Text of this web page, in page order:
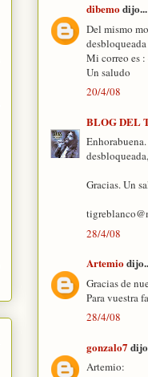
dibemodijo...
Del mismo
Mi correo es
Un saludo
20/4/08
BLOG DEL
Gracias. Un
28/4/08
Artemio
Gracias de
Para vuestra
28/4/08
gonzalo7
Artemio: